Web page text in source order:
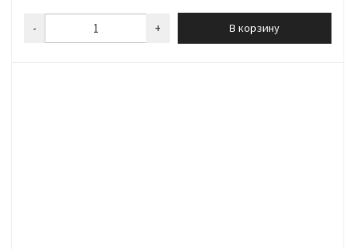
- + В корзину